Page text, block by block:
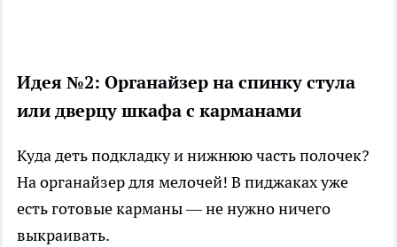
Идея №2: Органайзер на спинку стула
или дверцу шкафа с карманами
Куда деть подкладку и нижнюю часть полочек?
На органайзер для мелочей! В пиджаках уже
есть готовые карманы — не нужно ничего
выкраивать.